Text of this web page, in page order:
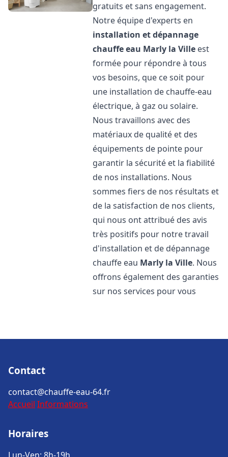
gratuits et sans engagement.
Notre équipe d'experts en
installation et dépannage
chauffe eau Marly la Ville est
formée pour répondre à tous
vos besoins, que ce soit pour
une installation de chauffe-eau
électrique, à gaz ou solaire.
Nous travaillons avec des
matériaux de qualité et des
équipements de pointe pour
garantir la sécurité et la fiabilité
de nos installations. Nous
sommes fiers de nos résultats et
de la satisfaction de nos clients,
qui nous ont attribué des avis
très positifs pour notre travail
d'installation et de dépannage
chauffe eau Marly la Ville. Nous
offrons également des garanties
sur nos services pour vous
Contact
contact@chauffe-eau-64.fr
Accueil Informations
Horaires